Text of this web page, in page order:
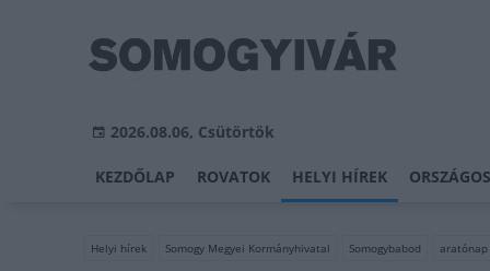
2026.08.06, Csütörtök
KEZDŐLAP ROVATOK HELYI HÍREK
Helyi hírek Somogy Megyei Kormányhivatal Somogybabod aratónap